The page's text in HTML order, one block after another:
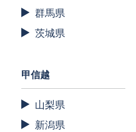
群馬県
茨城県
甲信越
山梨県
新潟県